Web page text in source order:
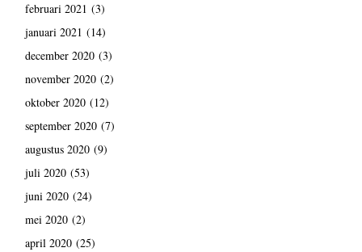
februari 2021 (3)
januari 2021 (14)
december 2020(3)
november 2020(2)
oktober 2020(12)
september 2020(7)
augustus 2020(9)
juli 2020(53)
juni 2020(24)
mei 2020(2)
april 2020(25)